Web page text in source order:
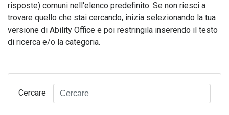
risposte) comuni nell'elenco predefinito. Se non riesci a
trovare quello che stai cercando, inizia selezionando la tua
versione di Ability Office e poi restringila inserendo il testo
di ricerca e/o la categoria.
Cercare